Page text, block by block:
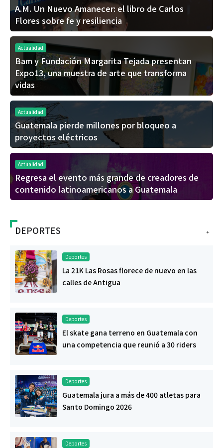
A.M. Un Nuevo Amanecer: el libro de Carlos
Flores sobre fe y resiliencia
Actualidad
Bam y Fundación Margarita Tejada presentan
Expo13, una muestra de arte que transforma
vidas
Actualidad
Guatemala pierde millones por bloqueo a
proyectos eléctricos
Actualidad
Regresa el evento más grande de creadores de
contenido latinoamericanos a Guatemala
+
DEPORTES
Deportes
La 21K Las Rosas florece de nuevo en las
calles de Antigua
Deportes
El skate gana terreno en Guatemala con
una competencia que reunió a 30 riders
Deportes
Guatemala jura a más de 400 atletas para
Santo Domingo 2026
Deportes